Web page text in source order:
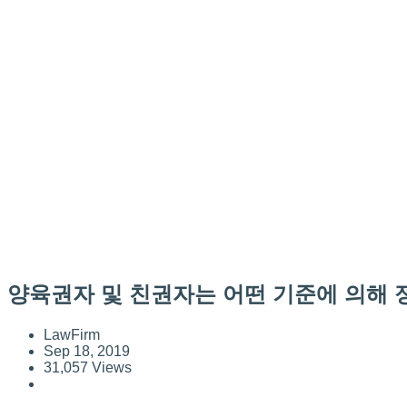
양육권자 및 친권자는 어떤 기준에 의해
LawFirm
Sep 18, 2019
31,057 Views